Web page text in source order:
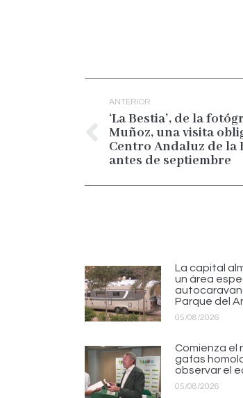
entre
publicaciones
ANTERIOR
Publicación
anterior:
‘La Bestia’, de la
Muñoz, una visita
Centro Andaluz de la
antes de septiembre
La capital
un área
Parque del
05/08/2026
Comienza el
gafas
observar el
05/08/2026